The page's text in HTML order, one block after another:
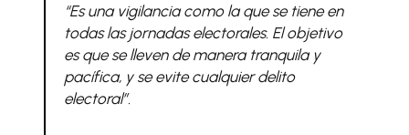
“Es una vigilancia como la que se tiene en
todas las jornadas electorales. El objetivo
es que se lleven de manera tranquila y
pacífica, y se evite cualquier delito
electoral”.